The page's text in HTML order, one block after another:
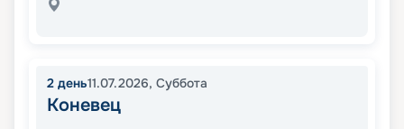
2 день11.07.2026, Суббота
Коневец